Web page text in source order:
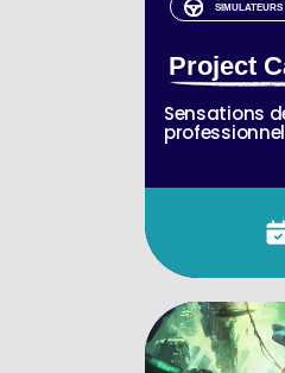
SIMULATEURS
Project
Sensations